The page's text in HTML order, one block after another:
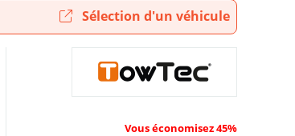
Sélection d'un véhicule
Vous économisez 45%